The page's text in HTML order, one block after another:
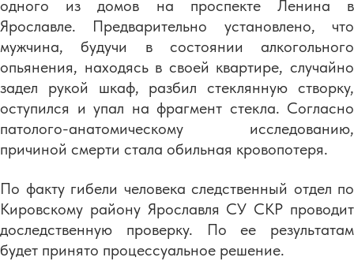
одного из домов на проспекте Ленина в
Ярославле. Предварительно установлено, что
мужчина, будучи в состоянии алкогольного
опьянения, находясь в своей квартире, случайно
задел рукой шкаф, разбил стеклянную створку,
оступился и упал на фрагмент стекла. Согласно
патолого-анатомическому исследованию,
причиной смерти стала обильная кровопотеря.
По факту гибели человека следственный отдел по
Кировскому району Ярославля СУ СКР проводит
доследственную проверку. По ее результатам
будет принято процессуальное решение.